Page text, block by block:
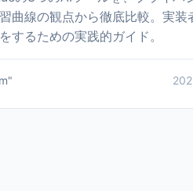
曲線の観点から徹底比較。実装
するための実践的ガイド。